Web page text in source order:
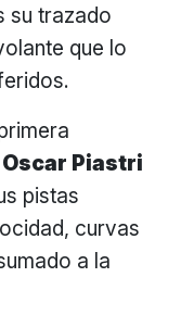
su trazado
que lo
Piastri
pistas
curvas
a la